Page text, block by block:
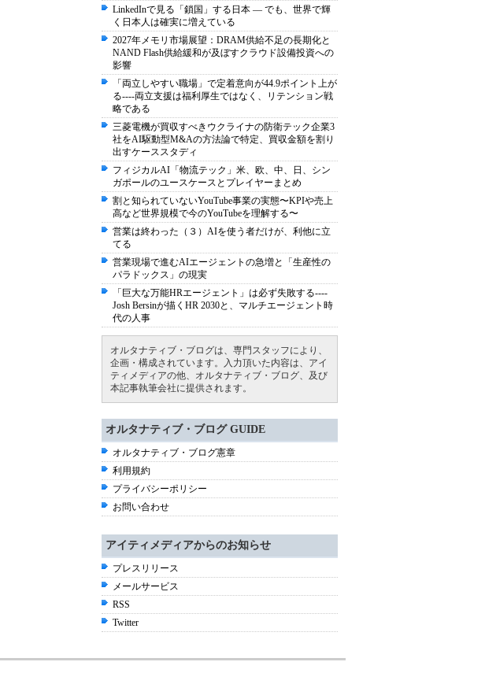
LinkedInで見る「鎖国」する日本 ― でも、世界で輝
く日本人は確実に増えている
2027年メモリ市場展望：DRAM供給不足の長期化と
NAND Flash供給緩和が及ぼすクラウド設備投資への
影響
「両立しやすい職場」で定着意向が44.9ポイント上が
る----両立支援は福利厚生ではなく、リテンション戦
略である
三菱電機が買収すべきウクライナの防衛テック企業3
社をAI駆動型M&Aの方法論で特定、買収金額を割り
出すケーススタディ
フィジカルAI「物流テック」米、欧、中、日、シン
ガポールのユースケースとプレイヤーまとめ
割と知られていないYouTube事業の実態〜KPIや売上
高など世界規模で今のYouTubeを理解する〜
営業は終わった（３）AIを使う者だけが、利他に立
てる
営業現場で進むAIエージェントの急増と「生産性の
パラドックス」の現実
「巨大な万能HRエージェント」は必ず失敗する----
Josh Bersinが描くHR 2030と、マルチエージェント時
代の人事
オルタナティブ・ブログは、専門スタッフにより、
企画・構成されています。入力頂いた内容は、アイ
ティメディアの他、オルタナティブ・ブログ、及び
本記事執筆会社に提供されます。
オルタナティブ・ブログ GUIDE
オルタナティブ・ブログ憲章
利用規約
プライバシーポリシー
お問い合わせ
アイティメディアからのお知らせ
プレスリリース
メールサービス
RSS
Twitter